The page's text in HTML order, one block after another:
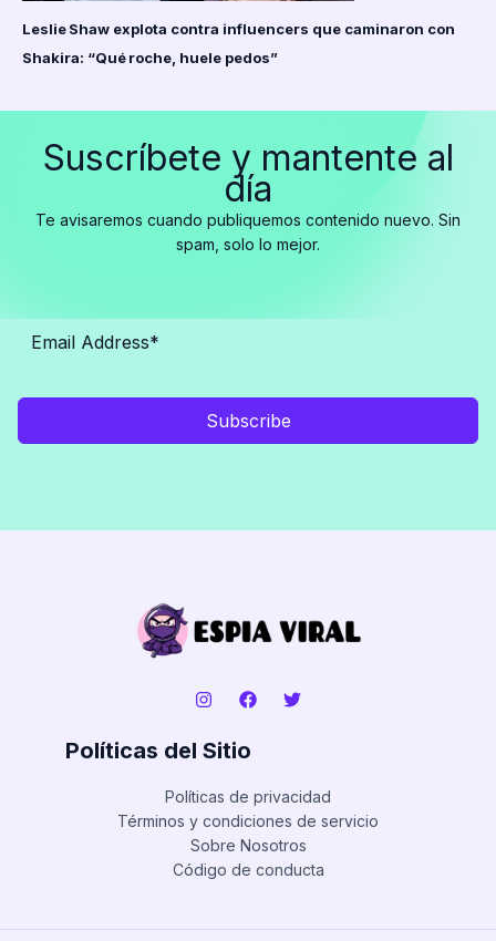
Leslie Shaw explota contra influencers que caminaron con
Shakira: “Qué roche, huele pedos”
Suscríbete y mantente al
día
Te avisaremos cuando publiquemos contenido nuevo. Sin
spam, solo lo mejor.
Subscribe
Políticas del Sitio
Políticas de privacidad
Términos y condiciones de servicio
Sobre Nosotros
Código de conducta